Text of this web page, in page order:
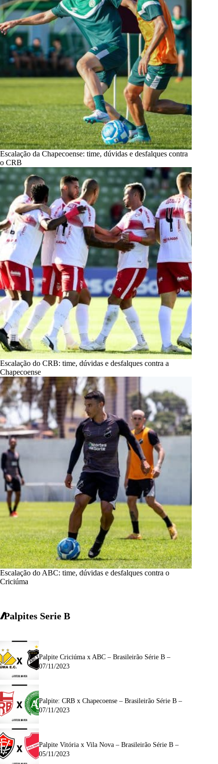
Escalação da Chapecoense: time, dúvidas e desfalques contra
o CRB
Escalação do CRB: time, dúvidas e desfalques contra a
Chapecoense
Escalação do ABC: time, dúvidas e desfalques contra o
Criciúma
Palpites Serie B
Palpite Criciúma x ABC – Brasileirão Série B –
07/11/2023
Palpite: CRB x Chapecoense – Brasileirão Série B –
07/11/2023
Palpite Vitória x Vila Nova – Brasileirão Série B –
05/11/2023